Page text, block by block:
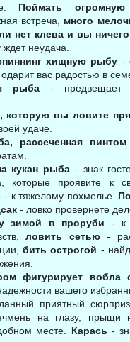
Поймать
встреча, много
нет клева и вы
ждет неудача.
хищную рыбу -
вас радостью в
рыба - предвещает
которую вы ловите
удаче.
рассеченная
кукан рыба - знак
которые проявите к
- к тяжелому похмелье.
- ловко провернете
зимой в проруби - к
ловить сетью-
бить острогой -
фигурирует вобла
вашего
приятный
на глазу, прыщи
месте. Карась -